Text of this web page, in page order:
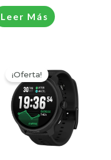
Leer Más
¡Oferta!
¡Oferta!precio
original
era:
S/2,499.00.